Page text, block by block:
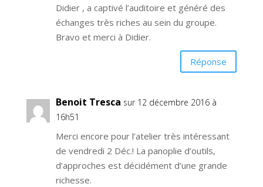
Didier , a captivé l’auditoire et généré des
échanges très riches au sein du groupe.
Bravo et merci à Didier.
Réponse
Benoit Tresca sur 12 décembre 2016 à
16h51
Merci encore pour l’atelier très intéressant
de vendredi 2 Déc.! La panoplie d’outils,
d’approches est décidément d’une grande
richesse.